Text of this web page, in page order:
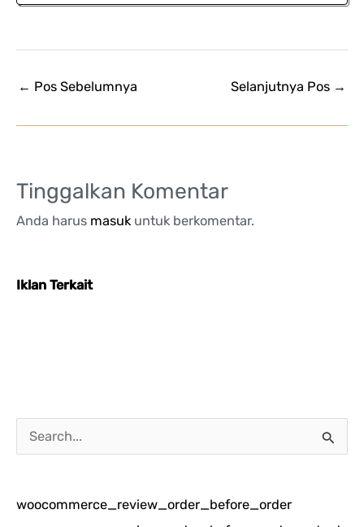
← Pos Sebelumnya Selanjutnya Pos →
Tinggalkan Komentar
Anda harus masukuntuk berkomentar.
Iklan Terkait
a
iwoocommerce_review_order_before_order